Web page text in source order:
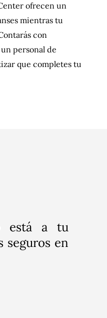
ofrecen un
mientras tu
con
personal de
que completes tu
está a tu
seguros en